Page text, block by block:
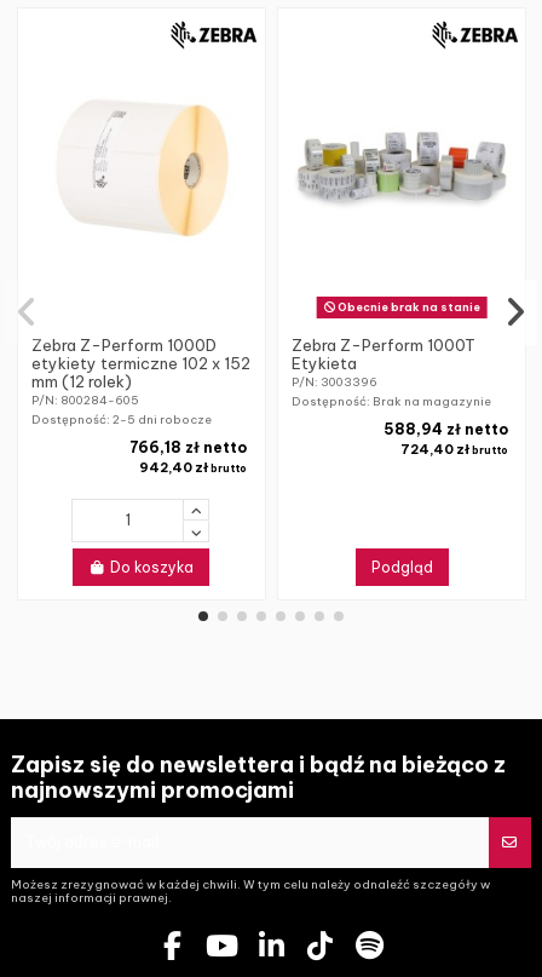
Zebra Z-Perform 1000D
etykiety termiczne 102 x 152
mm (12 rolek)
P/N: 800284-605
Dostępność: 2-5 dni robocze
942,40 złbrutto
766,18 zł netto
Do koszyka
Obecnie brak na stanie
Zebra Z-Perform 1000T
Etykieta
P/N: 3003396
Dostępność: Brak na magazynie
724,40 zł brutto
588,94 zł netto
Podgląd
Zapisz się do newslettera i bądź na bieżąco z
najnowszymi promocjami
Możesz zrezygnować w każdej chwili. W tym celu należy odnaleźć szczegóły w
naszej informacji prawnej.